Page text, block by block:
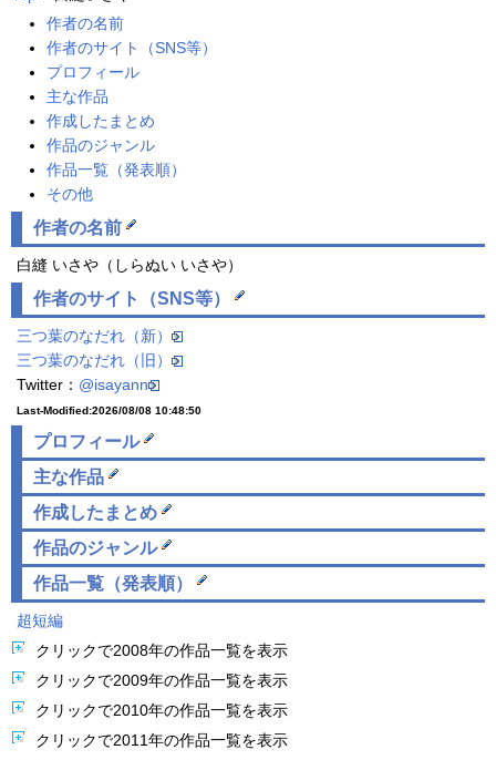
作者の名前
作者のサイト（SNS等）
プロフィール
主な作品
作成したまとめ
作品のジャンル
作品一覧（発表順）
その他
作者の名前
白縫 いさや（しらぬい いさや）
作者のサイト （SNS等）
三つ葉のなだれ（新）
三つ葉のなだれ（旧）
Twitter： @isayann
Last-Modified:2026/08/08 10:48:50
プロフィール
主な作品
作成した まとめ
作品のジャンル
作品一覧（発表順）
超短編
クリックで2008年の作品一覧を表示
クリックで2009年の作品一覧を表示
クリックで2010年の作品一覧を表示
クリックで2011年の作品一覧を表示